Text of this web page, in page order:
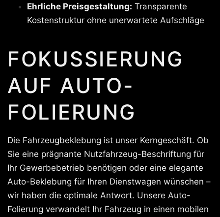
Ehrliche Preisgestaltung: Transparente
Kostenstruktur ohne unerwartete Aufschläge
FOKUSSIERUNG
AUF AUTO-
FOLIERUNG
Die Fahrzeugbeklebung ist unser Kerngeschäft. Ob
Sie eine prägnante Nutzfahrzeug-Beschriftung für
Ihr Gewerbebetrieb benötigen oder eine elegante
Auto-Beklebung für Ihren Dienstwagen wünschen –
wir haben die optimale Antwort. Unsere Auto-
Folierung verwandelt Ihr Fahrzeug in einen mobilen